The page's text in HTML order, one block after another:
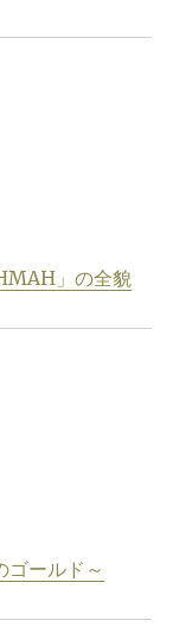
」の全貌
ゴールド～